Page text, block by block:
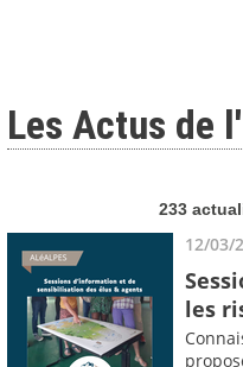
Les Actus de
233
12/03/
les